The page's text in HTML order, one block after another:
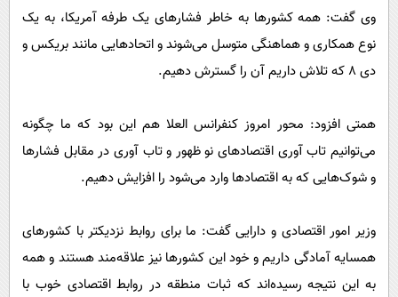
وی گفت: همه کشور‌ها به خاطر فشار‌های یک طرفه آمریکا، به یک
نوع همکاری و هماهنگی متوسل می‌شوند و اتحاد‌هایی مانند بریکس و
دی ۸ که تلاش داریم آن را گسترش دهیم.
همتی افزود: محور امروز کنفرانس العلا هم این بود که ما چگونه
می‌توانیم تاب آوری اقتصاد‌های نو ظهور و تاب آوری در مقابل فشار‌ها
و شوک‌هایی که به اقتصاد‌ها وارد می‌شود را افزایش دهیم.
وزیر امور اقتصادی و دارایی گفت: ما برای روابط نزدیکتر با کشور‌های
همسایه آمادگی داریم و خود این کشور‌ها نیز علاقه‌مند هستند و همه
به این نتیجه رسیده‌اند که ثبات منطقه در روابط اقتصادی خوب با